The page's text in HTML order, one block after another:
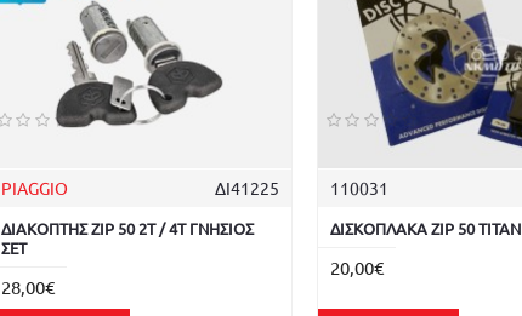
PIAGGIO ΔΙ41225
ΔΙΑΚΟΠΤΗΣ ZIP 50 2T / 4T ΓΝΗΣΙΟΣ
ΣΕΤ
28,00€
110031
ΔΙΣΚΟΠΛΑΚΑ ZIP 50 TITAN
20,00€